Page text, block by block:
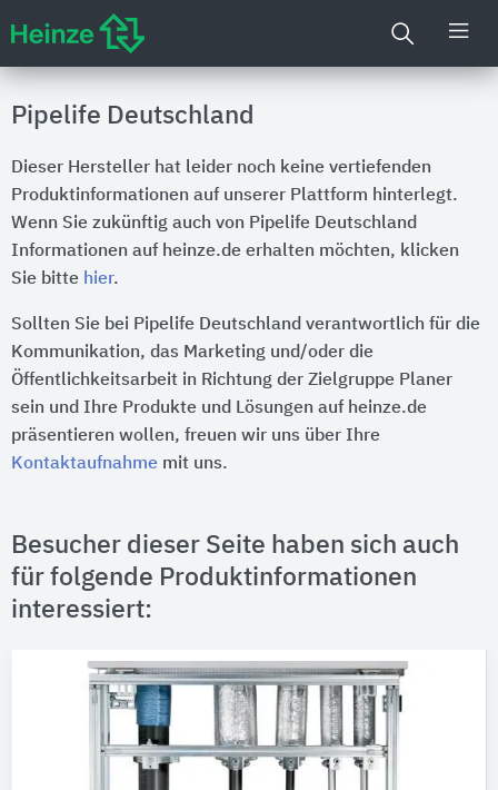
Pipelife Deutschland
Dieser Hersteller hat leider noch keine vertiefenden
Produktinformationen auf unserer Plattform hinterlegt.
Wenn Sie zukünftig auch von Pipelife Deutschland
Informationen auf heinze.de erhalten möchten, klicken
Sie bitte hier.
Sollten Sie bei Pipelife Deutschland verantwortlich für die
Kommunikation, das Marketing und/oder die
Öffentlichkeitsarbeit in Richtung der Zielgruppe Planer
sein und Ihre Produkte und Lösungen auf heinze.de
präsentieren wollen, freuen wir uns über Ihre
Kontaktaufnahme mit uns.
Besucher dieser Seite haben sich auch
für folgende Produktinformationen
interessiert: